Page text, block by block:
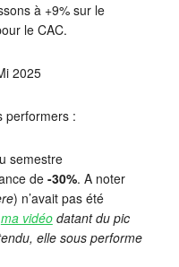
à +9% sur le
le CAC.
performers :
semestre
de -30%. A noter
) n’avait pas été
ma vidéodatant du pic
elle sous performe